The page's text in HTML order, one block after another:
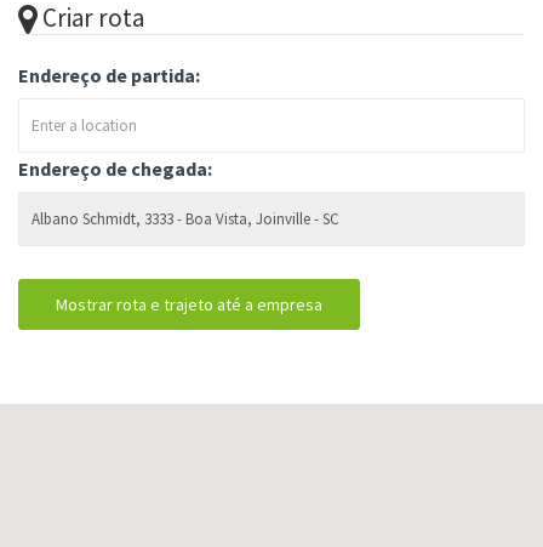
Criar rota
Endereço de partida:
Endereço de chegada: